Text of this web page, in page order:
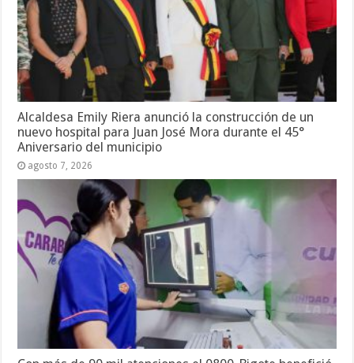
Alcaldesa Emily Riera anunció la construcción de un
nuevo hospital para Juan José Mora durante el 45°
Aniversario del municipio
agosto 7, 2026